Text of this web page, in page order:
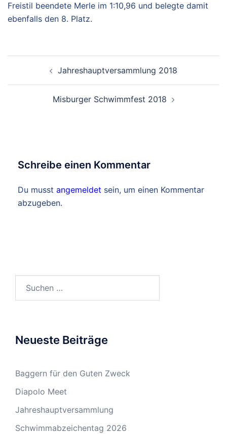
Freistil beendete Merle im 1:10,96 und belegte damit
ebenfalls den 8. Platz.
Jahreshauptversammlung 2018
Misburger Schwimmfest 2018
Schreibe einen Kommentar
Du musst angemeldet sein, um einen Kommentar
abzugeben.
Neueste Beiträge
Baggern für den Guten Zweck
Diapolo Meet
Jahreshauptversammlung
Schwimmabzeichentag 2026